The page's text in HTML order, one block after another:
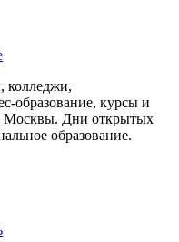
колледжи,
образование, курсы и
Москвы. Дни открытых
образование.